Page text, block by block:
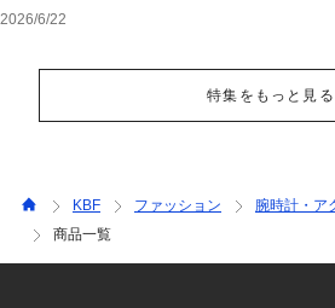
グ＆小物
2026/6/22
特集をもっと見る
KBF ファッション 腕時計・ア
商品一覧